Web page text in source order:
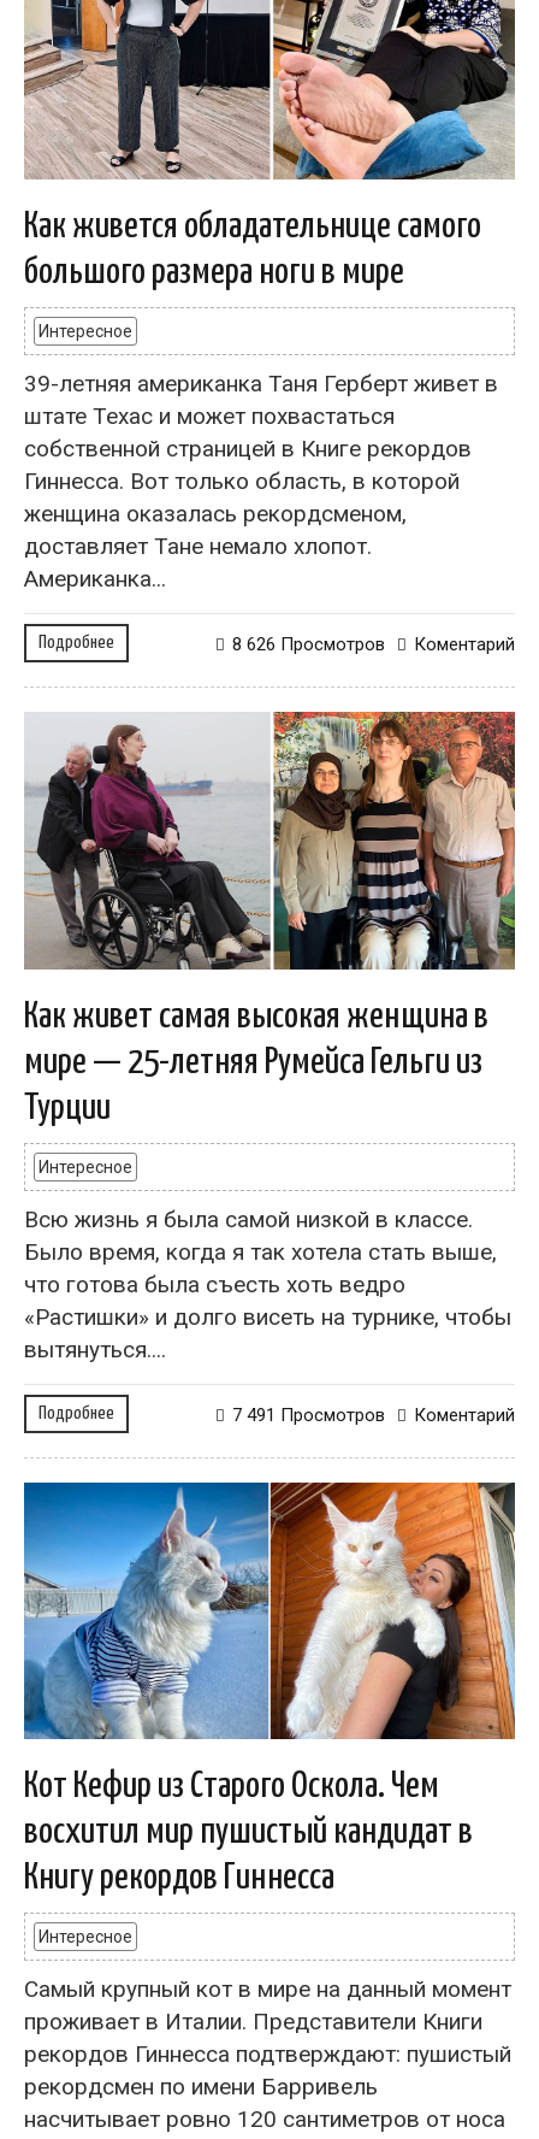
Как живется обладательнице самого
большого размера ноги в мире
Интересное
39-летняя американка Таня Герберт живет в
штате Техас и может похвастаться
собственной страницей в Книге рекордов
Гиннесса. Вот только область, в которой
женщина оказалась рекордсменом,
доставляет Тане немало хлопот.
Американка...
Подробнее Коментарий
8 626 Просмотров
Как живет самая высокая женщина в
мире — 25-летняя Румейса Гельги из
Турции
Интересное
Всю жизнь я была самой низкой в классе.
Было время, когда я так хотела стать выше,
что готова была съесть хоть ведро
«Растишки» и долго висеть на турнике, чтобы
вытянуться....
Подробнее Коментарий
7 491 Просмотров
Кот Кефир из Старого Оскола. Чем
восхитил мир пушистый кандидат в
Книгу рекордов Гиннесса
Интересное
Самый крупный кот в мире на данный момент
проживает в Италии. Представители Книги
рекордов Гиннесса подтверждают: пушистый
рекордсмен по имени Барривель
насчитывает ровно 120 сантиметров от носа